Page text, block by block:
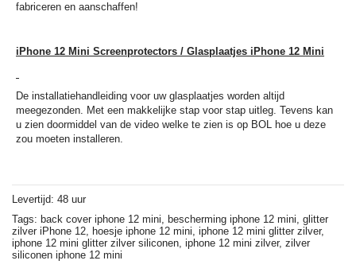
fabriceren en aanschaffen!
iPhone 12 Mini Screenprotectors / Glasplaatjes iPhone 12 Mini
De installatiehandleiding voor uw glasplaatjes worden altijd
meegezonden. Met een makkelijke stap voor stap uitleg. Tevens kan
u zien doormiddel van de video welke te zien is op BOL hoe u deze
zou moeten installeren.
Levertijd: 48 uur
Tags: back cover iphone 12 mini, bescherming iphone 12 mini, glitter
zilver iPhone 12, hoesje iphone 12 mini, iphone 12 mini glitter zilver,
iphone 12 mini glitter zilver siliconen, iphone 12 mini zilver, zilver
siliconen iphone 12 mini